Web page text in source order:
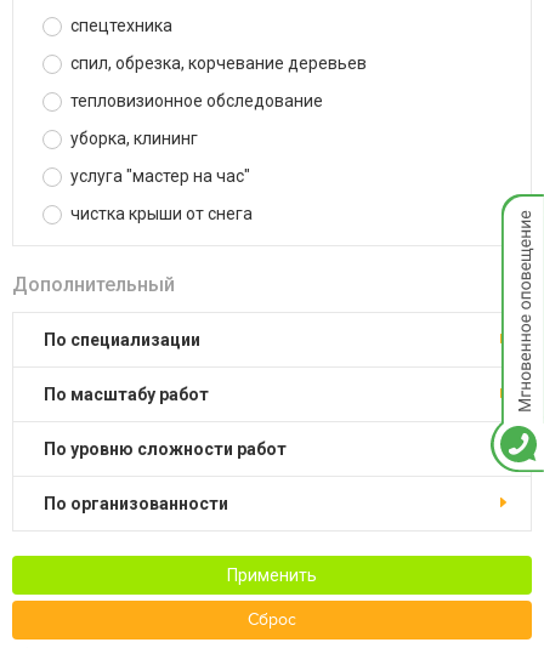
спецтехника
спил, обрезка, корчевание деревьев
тепловизионное обследование
уборка, клининг
услуга "мастер на час"
чистка крыши от снега
Дополнительный
по специализации
по масштабу работ
по уровню сложности работ
по организованности
Применить
Сброс